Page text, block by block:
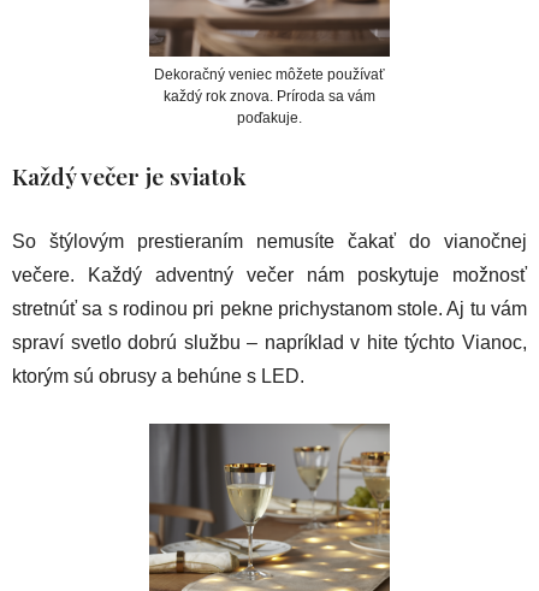
Dekoračný veniec môžete používať
každý rok znova. Príroda sa vám
poďakuje.
Každý večer je sviatok
So štýlovým prestieraním nemusíte čakať do vianočnej
večere. Každý adventný večer nám poskytuje možnosť
stretnúť sa s rodinou pri pekne prichystanom stole. Aj tu vám
spraví svetlo dobrú službu – napríklad v hite týchto Vianoc,
ktorým sú obrusy a behúne s LED.